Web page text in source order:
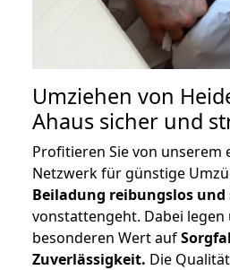
Umziehen von
Ahaus sicher und
Profitieren Sie von unserem
Netzwerk für günstige
Beiladung reibungslos und
vonstattengeht. Dabei
besonderen Wert auf
Zuverlässigkeit. Die